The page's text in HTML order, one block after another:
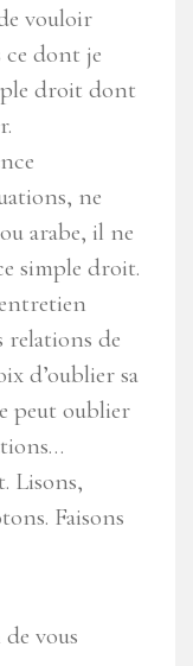
vouloir
ce dont je
droit dont
ne
arabe, il ne
simple droit.
relations de
d’oublier sa
peut oublier
Lisons,
Faisons
vous